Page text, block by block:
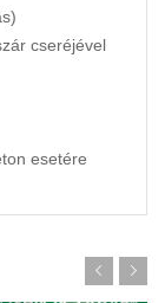
cseréjével
esetére